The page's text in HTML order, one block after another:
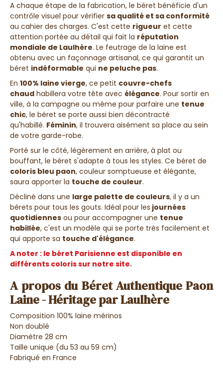
A chaque étape de la fabrication, le béret bénéficie d'un
contrôle visuel pour vérifier sa qualité et sa conformité
au cahier des charges. C'est cette rigueur et cette
attention portée au détail qui fait la réputation
mondiale de Laulhère. Le feutrage de la laine est
obtenu avec un façonnage artisanal, ce qui garantit un
béret indéformable qui ne peluche pas.
En 100% laine vierge, ce petit couvre-chefs
chaud habillera votre tête avec élégance. Pour sortir en
ville, à la campagne ou même pour parfaire une tenue
chic, le béret se porte aussi bien décontracté
qu'habillé. Féminin, il trouvera aisément sa place au sein
de votre garde-robe.
Porté sur le côté, légèrement en arrière, à plat ou
bouffant, le béret s'adapte à tous les styles. Ce béret de
coloris bleu paon, couleur somptueuse et élégante,
saura apporter la touche de couleur.
Décliné dans une large palette de couleurs, il y a un
bérets pour tous les gouts. Idéal pour les journées
quotidiennes ou pour accompagner une tenue
habillée, c'est un modèle qui se porte très facilement et
qui apporte sa touche d'élégance.
A noter : le béret Parisienne est disponible en
différents coloris sur notre site.
A propos du Béret Authentique Paon
Laine - Héritage par Laulhère
Composition 100% laine mérinos
Non doublé
Diamètre 28 cm
Taille unique (du 53 au 59 cm)
Fabriqué en France